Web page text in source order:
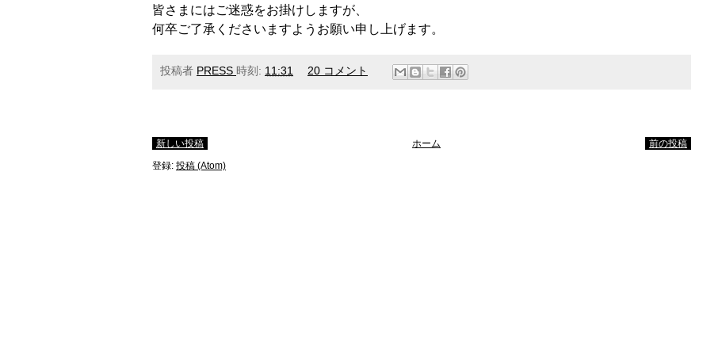
皆さまにはご迷惑をお掛けしますが、
何卒ご了承くださいますようお願い申し上げます。
投稿者 PRESS 時刻: 11:31 20 コメント
新しい投稿 前の投稿
ホーム
登録: 投稿 (Atom)